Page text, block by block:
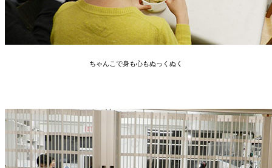
ちゃんこで身も心もぬっくぬく